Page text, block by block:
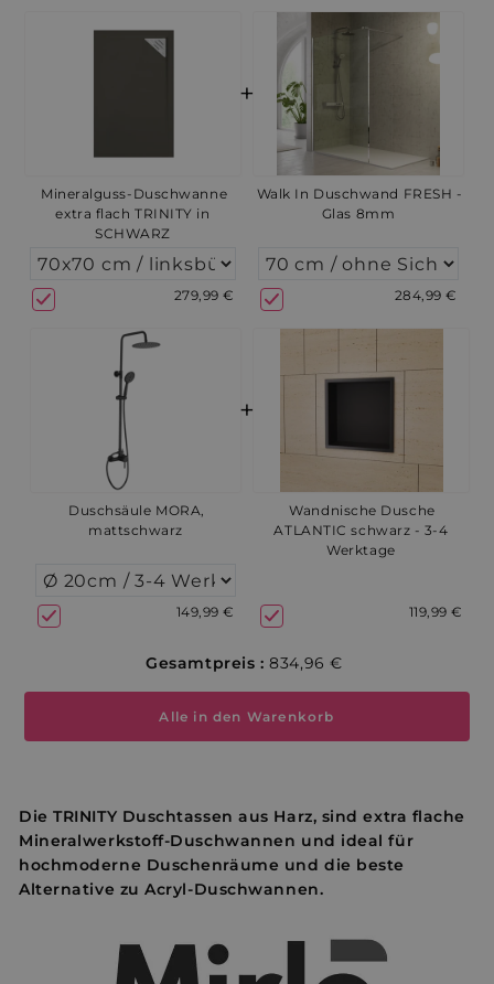
Mineralguss-Duschwanne
extra flach TRINITY in
SCHWARZ
279,99 €
+
Walk In Duschwand FRESH -
Glas 8mm
284,99 €
Duschsäule MORA,
mattschwarz
149,99 €
+
Wandnische Dusche
ATLANTIC schwarz - 3-4
Werktage
119,99 €
Gesamtpreis : 834,96 €
Alle in den Warenkorb
Die TRINITY Duschtassen aus Harz, sind extra flache
Mineralwerkstoff-Duschwannen und ideal für
hochmoderne Duschenräume und die beste
Alternative zu Acryl-Duschwannen.